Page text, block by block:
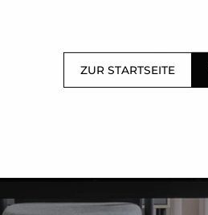
ZUR STARTSEITE